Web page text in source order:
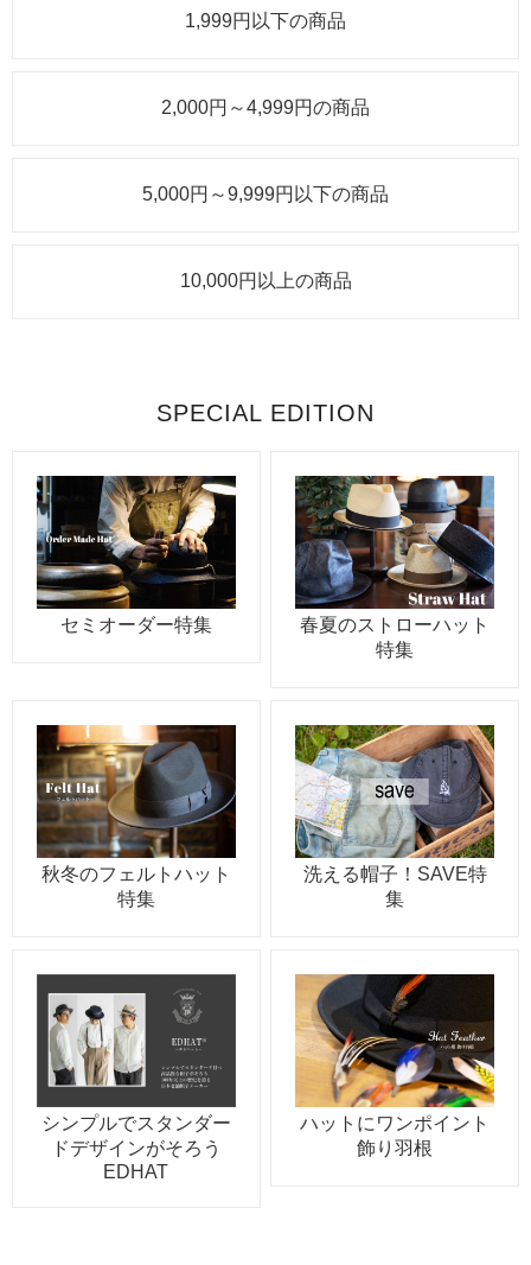
1,999円以下の商品
2,000円～4,999円の商品
5,000円～9,999円以下の商品
10,000円以上の商品
SPECIAL EDITION
セミオーダー特集
春夏のストローハット
特集
秋冬のフェルトハット
特集
洗える帽子！SAVE特
集
シンプルでスタンダー
ドデザインがそろう
EDHAT
ハットにワンポイント
飾り羽根